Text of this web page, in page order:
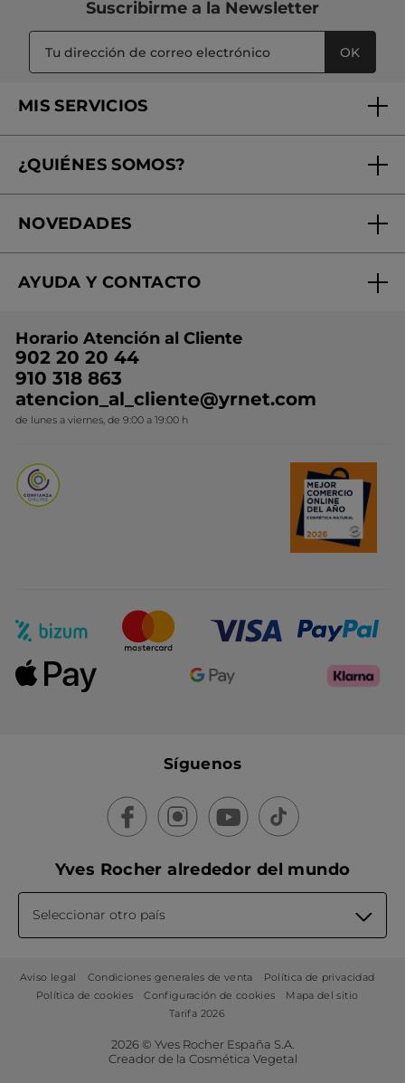
Suscribirme a la Newsletter
OK
MIS SERVICIOS
Tratamientos de Belleza
Mi club Yves Rocher
¿QUIÉNES SOMOS?
¿Quiénes somos?
Nuestros compromisos
Conviértete en Franquiciada
NOVEDADES
Rebajas
Ideas de Regalo
Colección Monoi
Novedades del mes
AYUDA Y CONTACTO
Contacto
Horario Atención al Cliente
902 20 20 44
910 318 863
atencion_al_cliente@yrnet.com
de lunes a viernes, de 9:00 a 19:00 h
Síguenos
Yves Rocher alrededor del mundo
Seleccionar otro país
Aviso legal Condiciones generales de venta
Política de privacidad
Política de cookies
Configuración de cookies
Mapa del sitio
Tarifa 2026
2026 © Yves Rocher España S.A.
Creador de la Cosmética Vegetal